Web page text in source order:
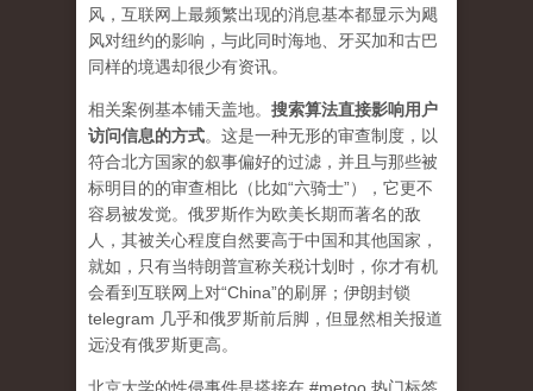
风，互联网上最频繁出现的消息基本都显示为飓
风对纽约的影响，与此同时海地、牙买加和古巴
同样的境遇却很少有资讯。
相关案例基本铺天盖地。 搜索算法直接影响用户
访问信息的方式。 这是一种无形的审查制度，以
符合北方国家的叙事偏好的过滤，并且与那些被
标明目的的审查相比（比如“六骑士”），它更不
容易被发觉。俄罗斯作为欧美长期而著名的敌
人，其被关心程度自然要高于中国和其他国家，
就如，只有当特朗普宣称关税计划时，你才有机
会看到互联网上对“China”的刷屏；伊朗封锁
telegram 几乎和俄罗斯前后脚，但显然相关报道
远没有俄罗斯更高。